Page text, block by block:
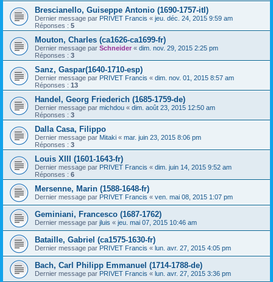
Brescianello, Guiseppe Antonio (1690-1757-itl)
Dernier message par PRIVET Francis « jeu. déc. 24, 2015 9:59 am
Réponses : 5
Mouton, Charles (ca1626-ca1699-fr)
Dernier message par Schneider « dim. nov. 29, 2015 2:25 pm
Réponses : 3
Sanz, Gaspar(1640-1710-esp)
Dernier message par PRIVET Francis « dim. nov. 01, 2015 8:57 am
Réponses : 13
Handel, Georg Friederich (1685-1759-de)
Dernier message par michdou « dim. août 23, 2015 12:50 am
Réponses : 3
Dalla Casa, Filippo
Dernier message par Mitaki « mar. juin 23, 2015 8:06 pm
Réponses : 3
Louis XIII (1601-1643-fr)
Dernier message par PRIVET Francis « dim. juin 14, 2015 9:52 am
Réponses : 6
Mersenne, Marin (1588-1648-fr)
Dernier message par PRIVET Francis « ven. mai 08, 2015 1:07 pm
Geminiani, Francesco (1687-1762)
Dernier message par jluis « jeu. mai 07, 2015 10:46 am
Bataille, Gabriel (ca1575-1630-fr)
Dernier message par PRIVET Francis « lun. avr. 27, 2015 4:05 pm
Bach, Carl Philipp Emmanuel (1714-1788-de)
Dernier message par PRIVET Francis « lun. avr. 27, 2015 3:36 pm